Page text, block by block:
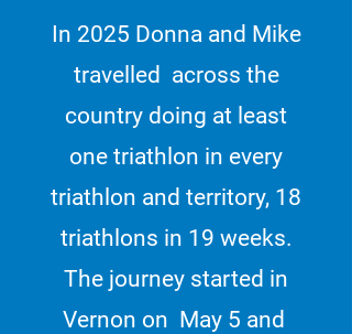
In 2025 Donna and Mike
travelled across the
country doing at least
one triathlon in every
triathlon and territory, 18
triathlons in 19 weeks.
The journey started in
Vernon on May 5 and